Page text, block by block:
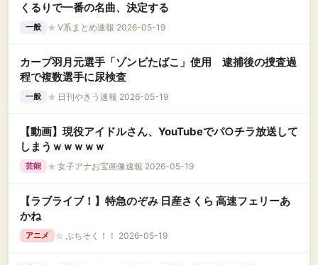
くるりで一番の名曲、決定する
一般 ★ V系まとめ速報 2026-05-19
カープ羽月元選手「ゾンビたばこ」使用 逮捕後の捜査過
程で複数選手に尿検査
一般 ★ 日刊やきう速報 2026-05-19
【動画】現役アイドルさん、YouTubeでパ○チラ放送して
しまうｗｗｗｗｗ
芸能 ★ 女子アナお宝画像速報 2026-05-19
【ラブライブ！】特急のぞみ 日産さくら 高速フェリーあ
かね
アニメ ☆ ぷちそく！！ 2026-05-19